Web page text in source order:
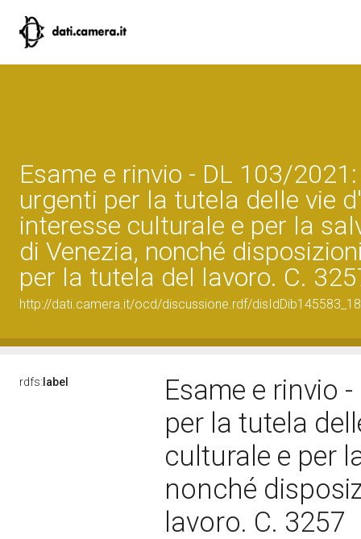
Esame e rinvio - DL 103/
urgenti per la tutela delle vie
interesse culturale e per la
di Venezia, nonché
per la tutela del lavoro. C.
http://dati.camera.it/ocd/discussione.rdf/disIdDib145583_18
rdfs: label
Esame e rinvio
per la tutela
culturale e per
nonché
lavoro. C. 3257